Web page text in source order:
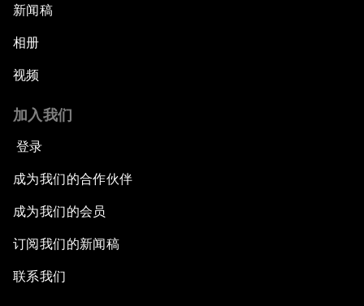
新闻稿
相册
视频
加入我们
登录
成为我们的合作伙伴
成为我们的会员
订阅我们的新闻稿
联系我们